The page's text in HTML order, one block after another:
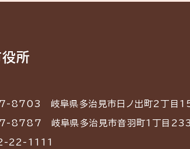
所
8703 岐阜県多治見市日ノ出町2丁目
8787 岐阜県多治見市音羽町1丁目
22-1111